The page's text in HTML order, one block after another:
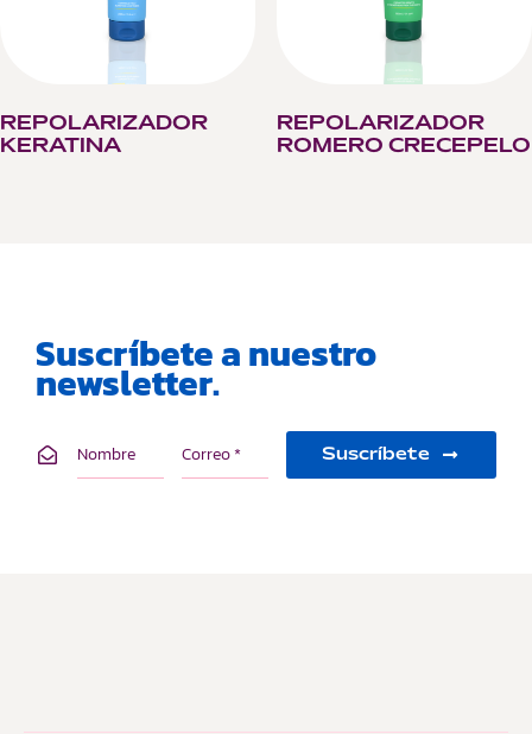
REPOLARIZADOR
KERATINA
REPOLARIZADOR
ROMERO CRECEPELO
Suscríbete a nuestro
newsletter.
Suscríbete